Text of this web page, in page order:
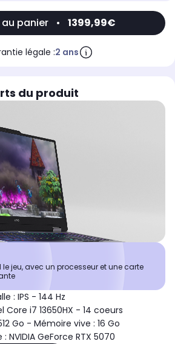
panier • 1399,99€
légale :2 ans
du produit
le jeu, avec un processeur et une carte
: IPS - 144 Hz
Core i7 13650HX - 14 coeurs
Go - Mémoire vive : 16 Go
NVIDIA GeForce RTX 5070